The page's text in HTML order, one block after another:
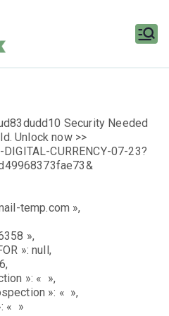
Security Needed
Unlock now >>
CURRENCY-07-23?
temp.com »,
»,
»: null,
»: « »,
»: « »,
« »